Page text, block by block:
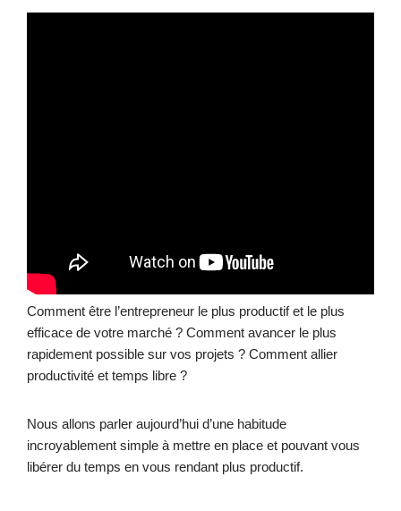
Comment être l’entrepreneur le plus productif et le plus
efficace de votre marché ? Comment avancer le plus
rapidement possible sur vos projets ? Comment allier
productivité et temps libre ?
Nous allons parler aujourd’hui d’une habitude
incroyablement simple à mettre en place et pouvant vous
libérer du temps en vous rendant plus productif.